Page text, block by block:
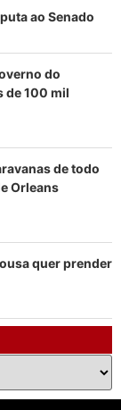
ao Senado
do
de 100 mil
de todo
Orleans
quer prender